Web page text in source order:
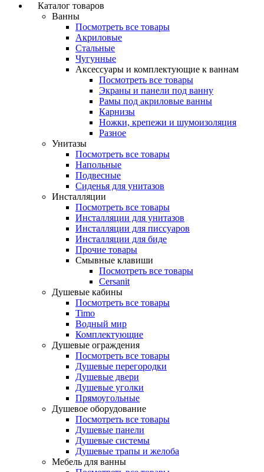
Каталог товаров
Ванны
Посмотреть все товары
Акриловые
Стальные
Чугунные
Аксессуары и комплектующие к ваннам
Посмотреть все товары
Экраны и панели под ванну
Рамы под акриловые ванны
Карнизы
Ножки, крепежи и шумоизоляция
Разное
Унитазы
Посмотреть все товары
Напольные
Подвесные
Сиденья для унитазов
Инсталляции
Посмотреть все товары
Инсталляции для унитазов
Инсталляции для писсуаров
Инсталляции для биде
Прочие товары
Смывные клавиши
Посмотреть все товары
Cersanit
Душевые кабины
Посмотреть все товары
Timo
Водный мир
Комплектующие
Душевые ограждения
Посмотреть все товары
Душевые перегородки
Душевые двери
Душевые уголки
Прямоугольные
Душевое оборудование
Посмотреть все товары
Душевые панели
Душевые системы
Душевые трапы и желоба
Мебель для ванны